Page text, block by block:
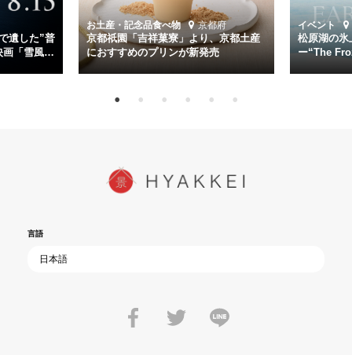
時代が再び、分断と暴力に揺れる現代。本作は「同じ過ちを繰り返す
道を歩んではいないか」と、彼らが命をかけて守りたいと願っ
た”今”を生きる私達に問いかける。戦後80年、戦争の記憶が薄れゆく
今だからこそ、尊い平和の価値を未来に繋ぐ作品『雪風 YUKIKAZE』
を多くの方にご覧いただきたい。
遺した”普
画「雪風
お土産・記念品食べ物 京都府
京都祇園「吉祥菓寮」より、京都土産
におすすめのプリンが新発売
イベント
松原湖の氷
ー“The
言語